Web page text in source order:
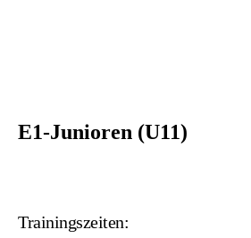
E1-Junioren (U11)
Trainingszeiten: